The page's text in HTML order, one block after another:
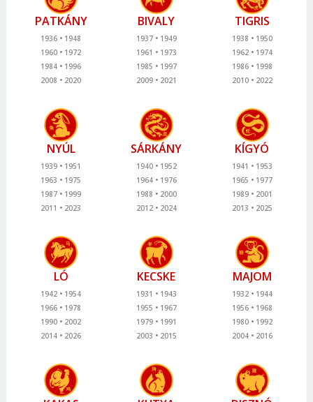
PATKÁNY
1936
1948
1960
1972
1984
1996
2008
2020
BIVALY
1937
1949
1961
1973
1985
1997
2009
2021
TIGRIS
1938
1950
1962
1974
1986
1998
2010
2022
NYÚL
1939
1951
1963
1975
1987
1999
2011
2023
SÁRKÁNY
1940
1952
1964
1976
1988
2000
2012
2024
KÍGYÓ
1941
1953
1965
1977
1989
2001
2013
2025
LÓ
1942
1954
1966
1978
1990
2002
2014
2026
KECSKE
1931
1943
1955
1967
1979
1991
2003
2015
MAJOM
1932
1944
1956
1968
1980
1992
2004
2016